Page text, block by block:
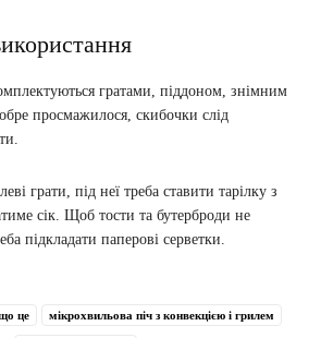
гратами, піддоном, знімним
просмажилося, скибочки слід
грати, під неї треба ставити тарілку з
сік. Щоб тости та бутерброди не
підкладати паперові серветки.
це мікрохвильова піч з конвекцією і грилем